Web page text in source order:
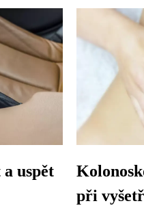
uspět
při